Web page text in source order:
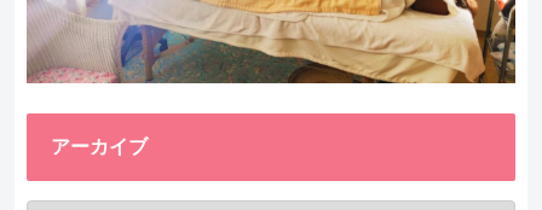
アーカイブ